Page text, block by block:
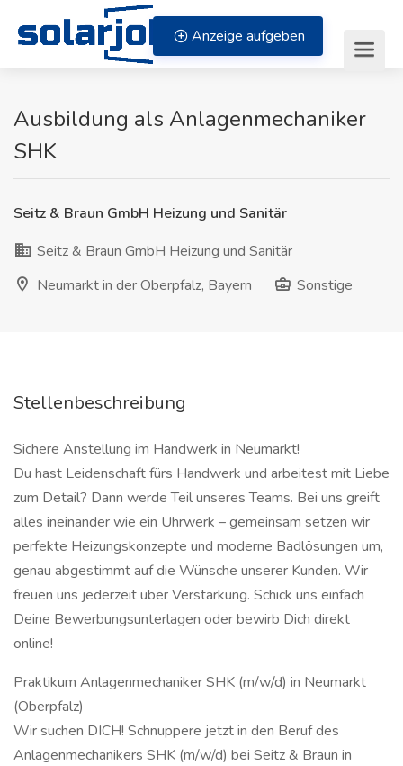
Zum Inhalt springen
Anzeige aufgeben
Ausbildung als Anlagenmechaniker
SHK
Seitz & Braun GmbH Heizung und Sanitär
Seitz & Braun GmbH Heizung und Sanitär
Neumarkt in der Oberpfalz, Bayern
Sonstige
Stellenbeschreibung
Sichere Anstellung im Handwerk in Neumarkt!
Du hast Leidenschaft fürs Handwerk und arbeitest mit Liebe
zum Detail? Dann werde Teil unseres Teams. Bei uns greift
alles ineinander wie ein Uhrwerk – gemeinsam setzen wir
perfekte Heizungskonzepte und moderne Badlösungen um,
genau abgestimmt auf die Wünsche unserer Kunden. Wir
freuen uns jederzeit über Verstärkung. Schick uns einfach
Deine Bewerbungsunterlagen oder bewirb Dich direkt
online!
Praktikum An­la­gen­me­cha­ni­ker SHK (m/w/d) in Neumarkt
(Oberpfalz)
Wir suchen DICH! Schnuppere jetzt in den Beruf des
Anlagenmechanikers SHK (m/w/d) bei Seitz & Braun in